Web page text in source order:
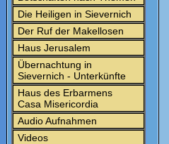
Die Heiligen in Sievernich
Der Ruf der Makellosen
Haus Jerusalem
Übernachtung in
Sievernich - Unterkünfte
Haus des Erbarmens
Casa Misericordia
Audio Aufnahmen
Videos